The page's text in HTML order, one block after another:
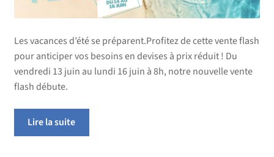
Les vacances d’été se préparent.Profitez de cette vente flash
pour anticiper vos besoins en devises à prix réduit ! Du
vendredi 13 juin au lundi 16 juin à 8h, notre nouvelle vente
flash débute.
Lire la suite